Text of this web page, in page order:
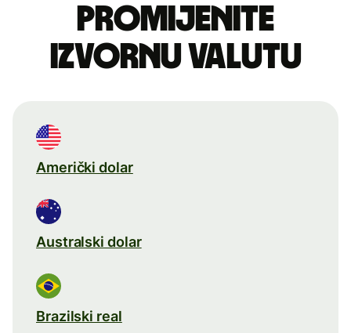
Promijenite
izvornu valutu
Američki dolar
Australski dolar
Brazilski real